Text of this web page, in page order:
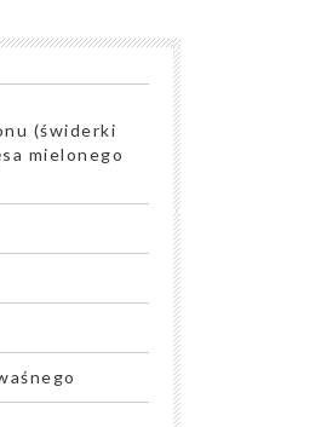
(świderki
mielonego